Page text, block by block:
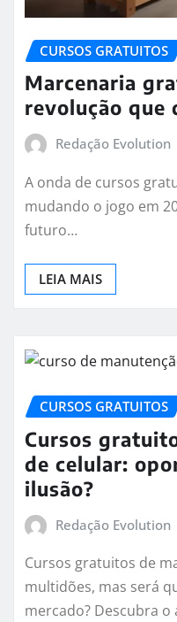
CURSOS GRATUITOS
Marcenaria
revolução que
Redação Evolution
A onda de cursos
mudando o jogo em
futuro…
LEIA MAIS
CURSOS GRATUITOS
Cursos
de celular:
ilusão?
Redação Evolution
Cursos gratuitos de
multidões, mas será
mercado? Descubra